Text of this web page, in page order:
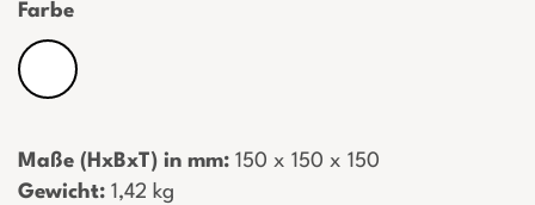
Farbe
Maße (HxBxT) in mm: ­ 150 x 150 x 150
Gewicht: ­ 1,42 kg